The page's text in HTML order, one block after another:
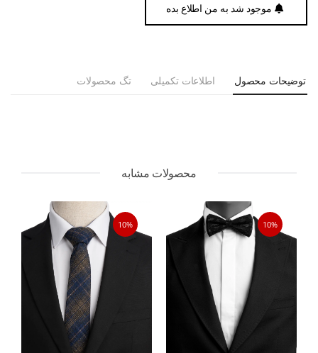
موجود شد به من اطلاع بده
توضیحات محصول اطلاعات تکمیلی تگ محصولات
محصولات مشابه
10%
10%